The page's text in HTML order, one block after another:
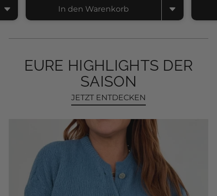
In den Warenkorb
EURE HIGHLIGHTS DER
SAISON
JETZT ENTDECKEN